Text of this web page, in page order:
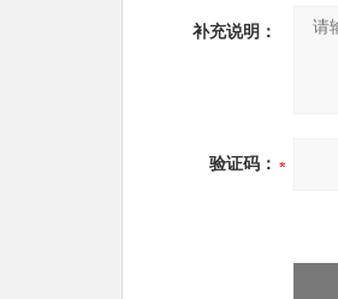
补充说明：
验证码：